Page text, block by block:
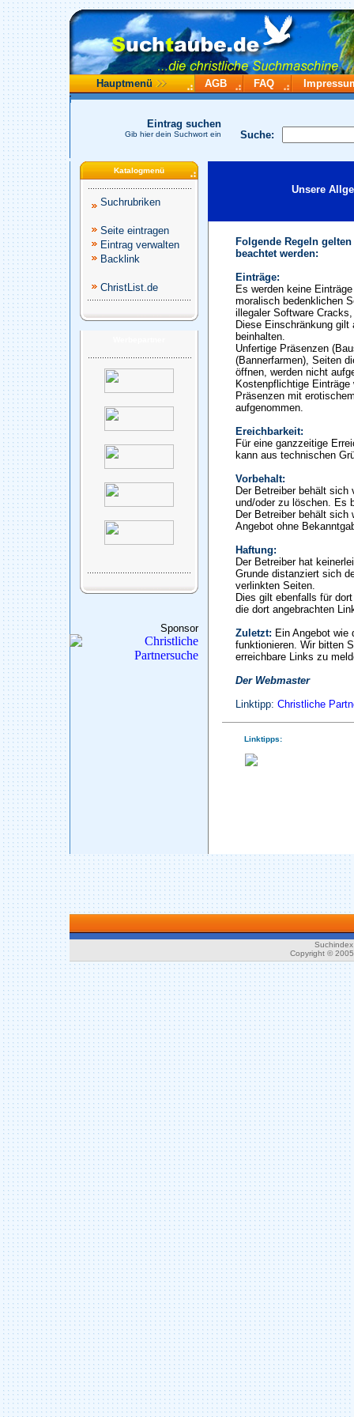
Hauptmenü AGB FAQ
Suche:
Eintrag suchen
Gib hier dein Suchwort ein
Katalogmenü
Suchrubriken
Seite eintragen
Eintrag verwalten
Backlink
ChristList.de
Sponsor
Unsere
Folgende Regeln
beachtet werden:
Einträge:
Es werden keine
moralisch bedenklichen
illegaler Software
Diese Einschränkung
beinhalten.
Unfertige Präsenzen
(Bannerfarmen), Seiten
öffnen, werden nicht
Kostenpflichtige
Präsenzen mit
aufgenommen.
Ereichbarkeit:
Für eine ganzzeitige
kann aus technischen
Vorbehalt:
Der Betreiber behält sich
und/oder zu löschen. Es
Der Betreiber behält sich
Angebot ohne
Haftung:
Der Betreiber hat
Grunde distanziert sich
verlinkten Seiten.
Dies gilt ebenfalls für
die dort angebrachten
Zuletzt: Ein Angebot wie
funktionieren. Wir bitten
erreichbare Links zu
Der Webmaster
Linktipp: Christliche
Linktipps:
Copyright ©